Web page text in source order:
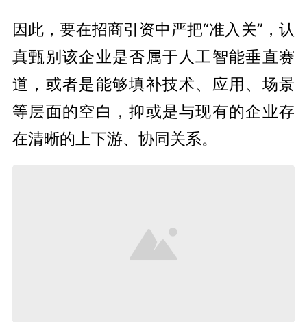
因此，要在招商引资中严把“准入关”，认
真甄别该企业是否属于人工智能垂直赛
道，或者是能够填补技术、应用、场景
等层面的空白，抑或是与现有的企业存
在清晰的上下游、协同关系。